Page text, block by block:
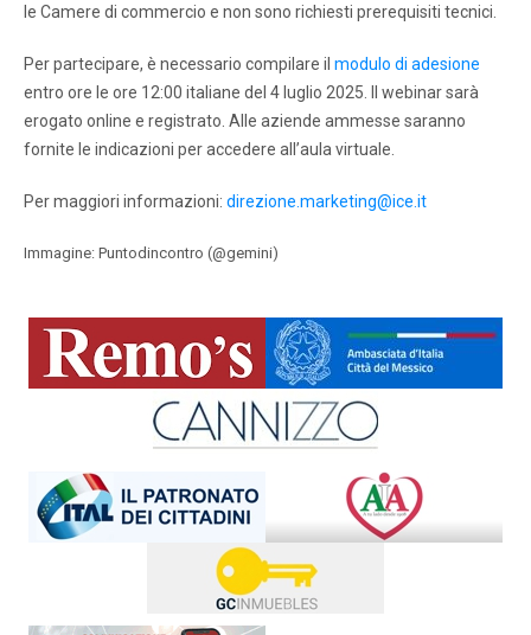
le Camere di commercio e non sono richiesti prerequisiti tecnici.
Per partecipare, è necessario compilare il modulo di adesione
entro ore le ore 12:00 italiane del 4 luglio 2025. Il webinar sarà
erogato online e registrato. Alle aziende ammesse saranno
fornite le indicazioni per accedere all’aula virtuale.
Per maggiori informazioni: direzione.marketing@ice.it
Immagine: Puntodincontro (@gemini)